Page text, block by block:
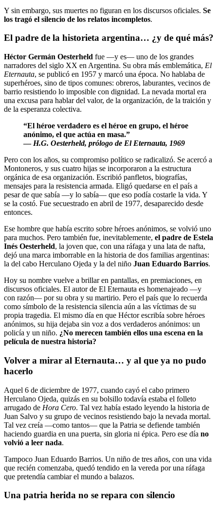
Y sin embargo, sus muertes no figuran en los discursos oficiales. Se
los tragó el silencio de los relatos incompletos.
El padre de la historieta argentina… ¿y de qué más?
Héctor Germán Oesterheld fue —y es— uno de los grandes
narradores del siglo XX en Argentina. Su obra más emblemática, El
Eternauta, se publicó en 1957 y marcó una época. No hablaba de
superhéroes, sino de tipos comunes: obreros, laburantes, vecinos de
barrio resistiendo lo imposible con dignidad. La nevada mortal era
una excusa para hablar del valor, de la organización, de la traición y
de la esperanza colectiva.
“El héroe verdadero es el héroe en grupo, el héroe
anónimo, el que actúa en masa.”
— H.G. Oesterheld, prólogo de El Eternauta, 1969
Pero con los años, su compromiso político se radicalizó. Se acercó a
Montoneros, y sus cuatro hijas se incorporaron a la estructura
orgánica de esa organización. Escribió panfletos, biografías,
mensajes para la resistencia armada. Eligó quedarse en el país a
pesar de que sabía —y lo sabía— que eso podía costarle la vida. Y
se la costó. Fue secuestrado en abril de 1977, desaparecido desde
entonces.
Ese hombre que había escrito sobre héroes anónimos, se volvió uno
para muchos. Pero también fue, inevitablemente, el padre de Estela
Inés Oesterheld, la joven que, con una ráfaga y una lata de nafta,
dejó una marca imborrable en la historia de dos familias argentinas:
la del cabo Herculano Ojeda y la del niño Juan Eduardo Barrios.
Hoy su nombre vuelve a brillar en pantallas, en premiaciones, en
discursos oficiales. El autor de El Eternauta es homenajeado —y
con razón— por su obra y su martirio. Pero el país que lo recuerda
como símbolo de la resistencia silencia aún a las víctimas de su
propia tragedia. El mismo día en que Héctor escribía sobre héroes
anónimos, su hija dejaba sin voz a dos verdaderos anónimos: un
policía y un niño. ¿No merecen también ellos una escena en la
película de nuestra historia?
Volver a mirar al Eternauta… y al que ya no pudo
hacerlo
Aquel 6 de diciembre de 1977, cuando cayó el cabo primero
Herculano Ojeda, quizás en su bolsillo todavía estaba el folleto
arrugado de Hora Cero. Tal vez había estado leyendo la historia de
Juan Salvo y su grupo de vecinos resistiendo bajo la nevada mortal.
Tal vez creía —como tantos— que la Patria se defiende también
haciendo guardia en una puerta, sin gloria ni épica. Pero ese día no
volvió a leer nada.
Tampoco Juan Eduardo Barrios. Un niño de tres años, con una vida
que recién comenzaba, quedó tendido en la vereda por una ráfaga
que pretendía cambiar el mundo a balazos.
Una patria herida no se repara con silencio